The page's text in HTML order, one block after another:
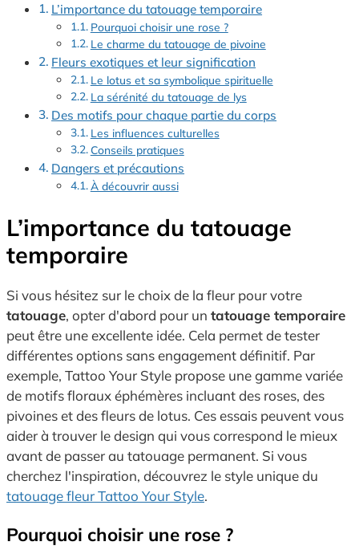
L’importance du tatouage temporaire
Pourquoi choisir une rose ?
Le charme du tatouage de pivoine
Fleurs exotiques et leur signification
Le lotus et sa symbolique spirituelle
La sérénité du tatouage de lys
Des motifs pour chaque partie du corps
Les influences culturelles
Conseils pratiques
Dangers et précautions
À découvrir aussi
L’importance du tatouage
temporaire
Si vous hésitez sur le choix de la fleur pour votre
tatouage, opter d'abord pour un tatouage temporaire
peut être une excellente idée. Cela permet de tester
différentes options sans engagement définitif. Par
exemple, Tattoo Your Style propose une gamme variée
de motifs floraux éphémères incluant des roses, des
pivoines et des fleurs de lotus. Ces essais peuvent vous
aider à trouver le design qui vous correspond le mieux
avant de passer au tatouage permanent. Si vous
cherchez l'inspiration, découvrez le style unique du
tatouage fleur Tattoo Your Style.
Pourquoi choisir une rose ?